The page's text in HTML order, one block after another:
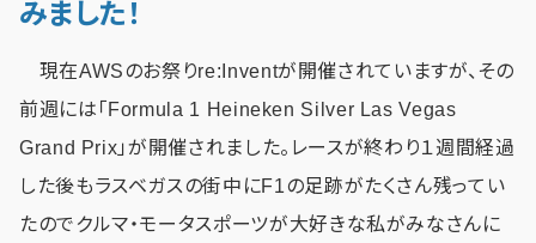
みました！
現在AWSのお祭りre:Inventが開催されていますが、その
前週には「Formula 1 Heineken Silver Las Vegas
Grand Prix」が開催されました。レースが終わり１週間経過
した後もラスベガスの街中にF1の足跡がたくさん残ってい
たのでクルマ・モータスポーツが大好きな私がみなさんに